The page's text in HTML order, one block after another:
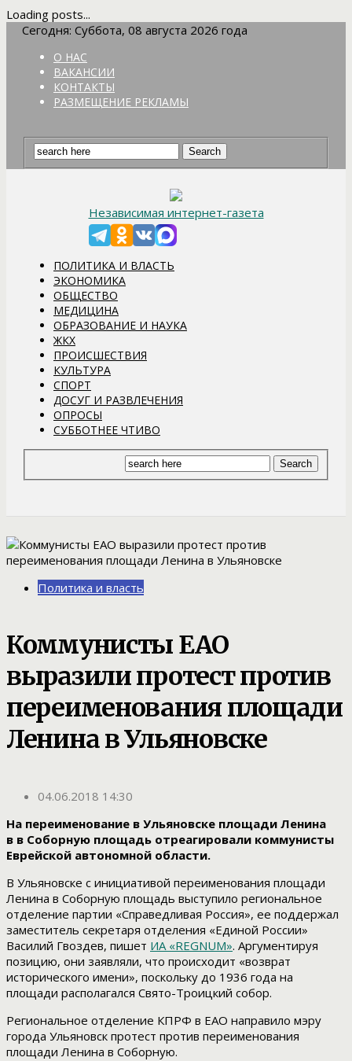
Loading posts...
Сегодня: Суббота, 08 августа 2026 года
О НАС
ВАКАНСИИ
КОНТАКТЫ
РАЗМЕЩЕНИЕ РЕКЛАМЫ
Независимая интернет-газета
ПОЛИТИКА И ВЛАСТЬ
ЭКОНОМИКА
ОБЩЕСТВО
МЕДИЦИНА
ОБРАЗОВАНИЕ И НАУКА
ЖКХ
ПРОИСШЕСТВИЯ
КУЛЬТУРА
СПОРТ
ДОСУГ И РАЗВЛЕЧЕНИЯ
ОПРОСЫ
СУББОТНЕЕ ЧТИВО
Политика и власть
Коммунисты ЕАО
выразили протест против
переименования площади
Ленина в Ульяновске
04.06.2018 14:30
На переименование в Ульяновске площади Ленина
в в Соборную площадь отреагировали коммунисты
Еврейской автономной области.
В Ульяновске с инициативой переименования площади
Ленина в Соборную площадь выступило региональное
отделение партии «Справедливая Россия», ее поддержал
заместитель секретаря отделения «Единой России»
Василий Гвоздев, пишет ИА «REGNUM». Аргументируя
позицию, они заявляли, что происходит «возврат
исторического имени», поскольку до 1936 года на
площади располагался Свято-Троицкий собор.
Региональное отделение КПРФ в ЕАО направило мэру
города Ульяновск протест против переименования
площади Ленина в Соборную.